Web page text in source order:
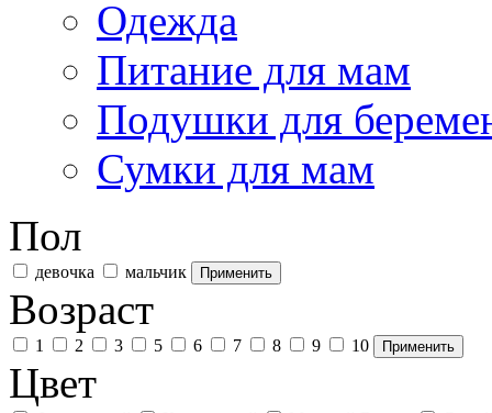
Одежда
Питание для мам
Подушки для
Сумки для мам
Пол
девочка мальчик
Возраст
1 2 3 5 6 7 8 9 10
Цвет